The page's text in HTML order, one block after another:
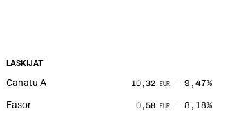
LASKIJAT
Canatu A 10,32 EUR −9,47%
Easor 0,58 EUR −8,18%